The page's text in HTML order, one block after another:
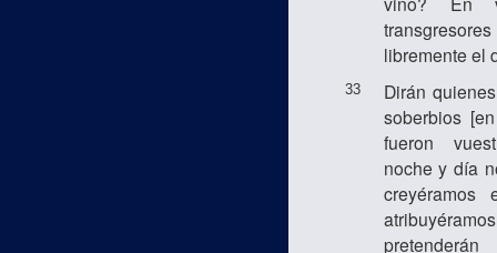
libremente el
33
Dirán
soberbios
fueron
noche y día